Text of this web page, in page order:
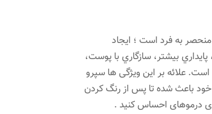
به فرد است ؛ ايجاد
بيشتر، سازگاري با پوست،
علائه بر این ویژگی ها سپرو
خود باعث شده تا پس از رنگ کردن
درموهای احساس کنید .